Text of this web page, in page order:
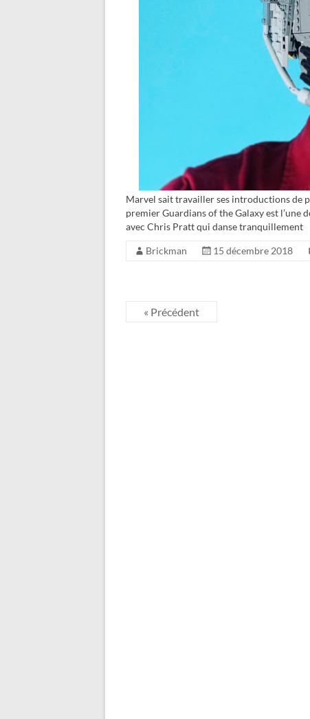
Marvel sait travailler ses introductions de
premier Guardians of the Galaxy est l’une
avec Chris Pratt qui danse tranquillement
Brickman 15 décembre 2018
« Précédent